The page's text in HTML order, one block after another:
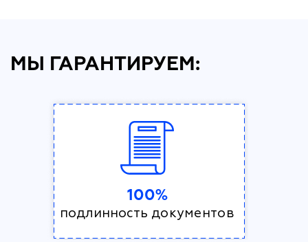
МЫ ГАРАНТИРУЕМ:
100%
подлинность документов